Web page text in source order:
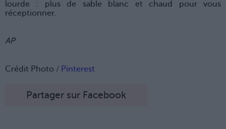
lourde : plus de sable blanc et chaud pour vous
réceptionner.
AP
Crédit Photo / Pinterest
Partager sur Facebook